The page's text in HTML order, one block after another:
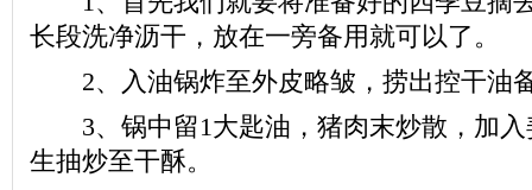
长段洗净沥干，放在一旁备用就可以了。
2、入油锅炸至外皮略皱，捞出控干油
3、锅中留1大匙油，猪肉末炒散，加入
生抽炒至干酥。